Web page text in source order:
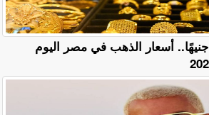
عيار 24 يسجل 6834 جنيهًا.. أسعار الذهب في مصر اليوم